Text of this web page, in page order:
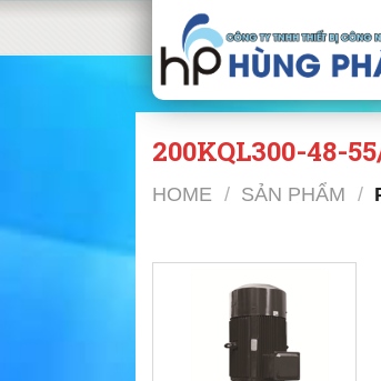
Skip
200KQL300-48-
HOME / SẢN PHẨM /